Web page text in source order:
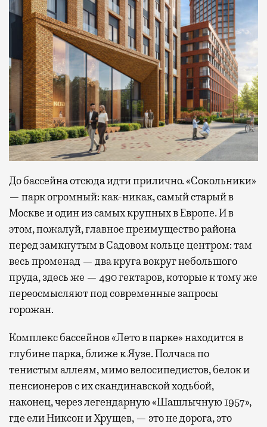
До бассейна отсюда идти прилично. «Сокольники»
— парк огромный: как-никак, самый старый в
Москве и один из самых крупных в Европе. И в
этом, пожалуй, главное преимущество района
перед замкнутым в Садовом кольце центром: там
весь променад — два круга вокруг небольшого
пруда, здесь же — 490 гектаров, которые к тому же
переосмысляют под современные запросы
горожан.
Комплекс бассейнов «Лето в парке» находится в
глубине парка, ближе к Яузе. Полчаса по
тенистым аллеям, мимо велосипедистов, белок и
пенсионеров с их скандинавской ходьбой,
наконец, через легендарную «Шашлычную 1957»,
где ели Никсон и Хрущев, — это не дорога, это